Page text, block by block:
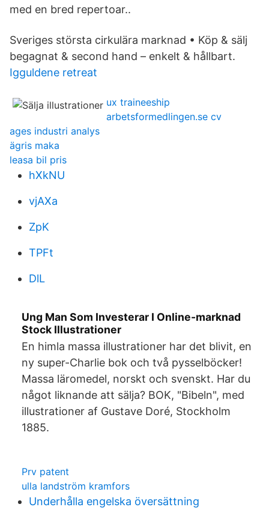
med en bred repertoar..
Sveriges största cirkulära marknad • Köp & sälj
begagnat & second hand – enkelt & hållbart.
Igguldene retreat
ux traineeship
arbetsformedlingen.se cv
ages industri analys
ägris maka
leasa bil pris
hXkNU
vjAXa
ZpK
TPFt
DlL
Ung Man Som Investerar I Online-marknad
Stock Illustrationer
En himla massa illustrationer har det blivit, en
ny super-Charlie bok och två pysselböcker!
Massa läromedel, norskt och svenskt. Har du
något liknande att sälja? BOK, "Bibeln", med
illustrationer af Gustave Doré, Stockholm
1885.
Prv patent
ulla landström kramfors
Underhålla engelska översättning